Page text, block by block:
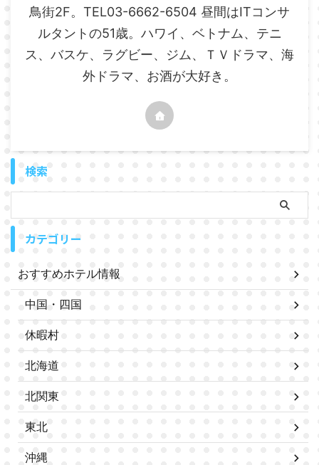
鳥街2F。TEL03-6662-6504 昼間はITコンサ
ルタントの51歳。ハワイ、ベトナム、テニ
ス、バスケ、ラグビー、ジム、ＴＶドラマ、海
外ドラマ、お酒が大好き。
検索
カテゴリー
おすすめホテル情報
中国・四国
休暇村
北海道
北関東
東北
沖縄